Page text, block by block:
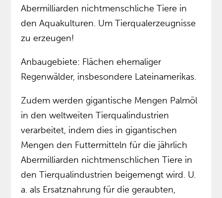
Abermilliarden nichtmenschliche Tiere in
den Aquakulturen. Um Tierqualerzeugnisse
zu erzeugen!
Anbaugebiete: Flächen ehemaliger
Regenwälder, insbesondere Lateinamerikas.
Zudem werden gigantische Mengen Palmöl
in den weltweiten Tierqualindustrien
verarbeitet, indem dies in gigantischen
Mengen den Futtermitteln für die jährlich
Abermilliarden nichtmenschlichen Tiere in
den Tierqualindustrien beigemengt wird. U.
a. als Ersatznahrung für die geraubten,